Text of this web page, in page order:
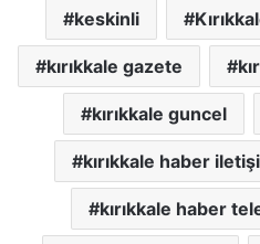
keskinli
kırıkkale gazete
kırıkkale guncel
kırıkkale haber
kırıkkale haber